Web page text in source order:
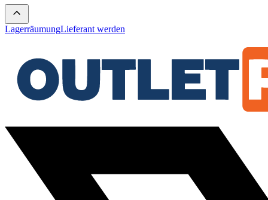
LagerräumungLieferant werden